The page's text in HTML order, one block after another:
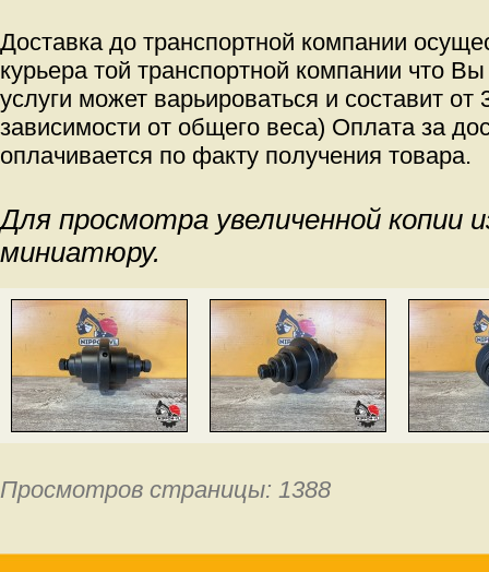
Доставка до транспортной компании
курьера той транспортной компании что
услуги может варьироваться и составит
зависимости от общего веса) Оплата за
оплачивается по факту получения товара.
Для просмотра увеличенной копии
миниатюру.
Просмотров страницы: 1388